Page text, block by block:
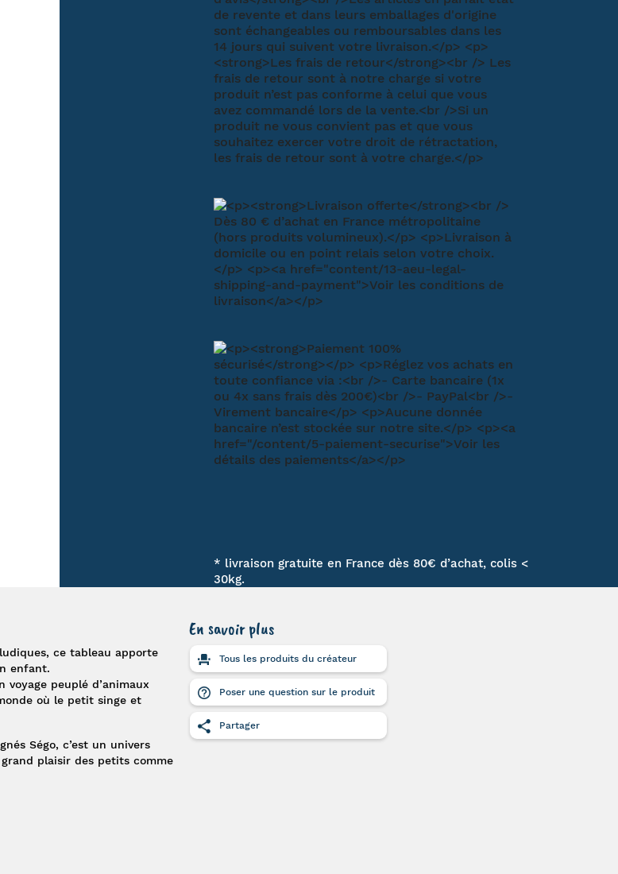
* livraison gratuite en France dès 80€ d’achat, colis <
30kg.
ce tableau apporte
enfant.
peuplé d’animaux
où le petit singe et
Ségo, c’est un univers
plaisir des petits comme
En savoir plus
Tous les produits du créateur
Poser une question sur le produit
Partager